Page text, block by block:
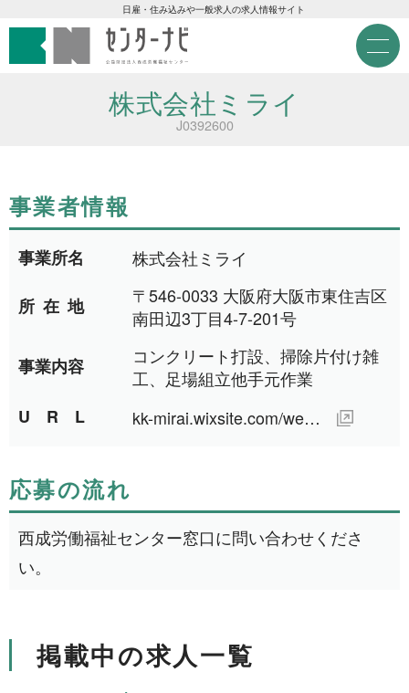
M
e
n
センターナビ 公益財団法
日雇・住み込みや一般求人の求人情報サイト
急募現金求人
急募契約求人
高齢者活躍求人
はじめての方へ
事業主の皆様へ
雇用期間から探す
1日間 51件
5日間
10日間 42件
15日間
30日間
株式会社ミライ
J0392600
事業者情報
事業所名 株式会社ミライ
所在地
〒546-0033 大阪府大阪市東住吉区
南田辺3丁目4-7-201号
事業内容
コンクリート打設、掃除片付け雑
工、足場組立他手元作業
URL
kk-mirai.wixsite.com/website
応募の流れ
西成労働福祉センター窓口に問い合わせくださ
い。
掲載中の求人一覧